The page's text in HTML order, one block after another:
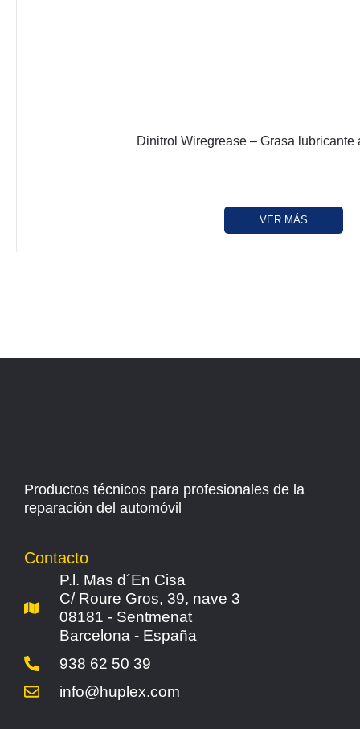
Dinitrol Wiregrease – Grasa lubricante
VER MÁS
Productos técnicos para profesionales de la
reparación del automóvil
Contacto
P.l. Mas d´En Cisa
C/ Roure Gros, 39, nave 3
08181 - Sentmenat
Barcelona - España
938 62 50 39
info@huplex.com